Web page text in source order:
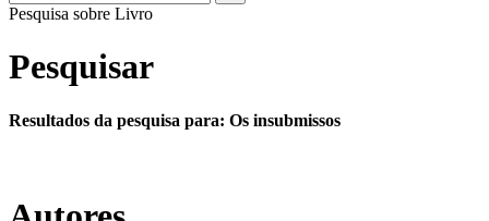
Pesquisa sobre Liv
Pesquisar
Resultados da pesquisa para: Os insubmissos